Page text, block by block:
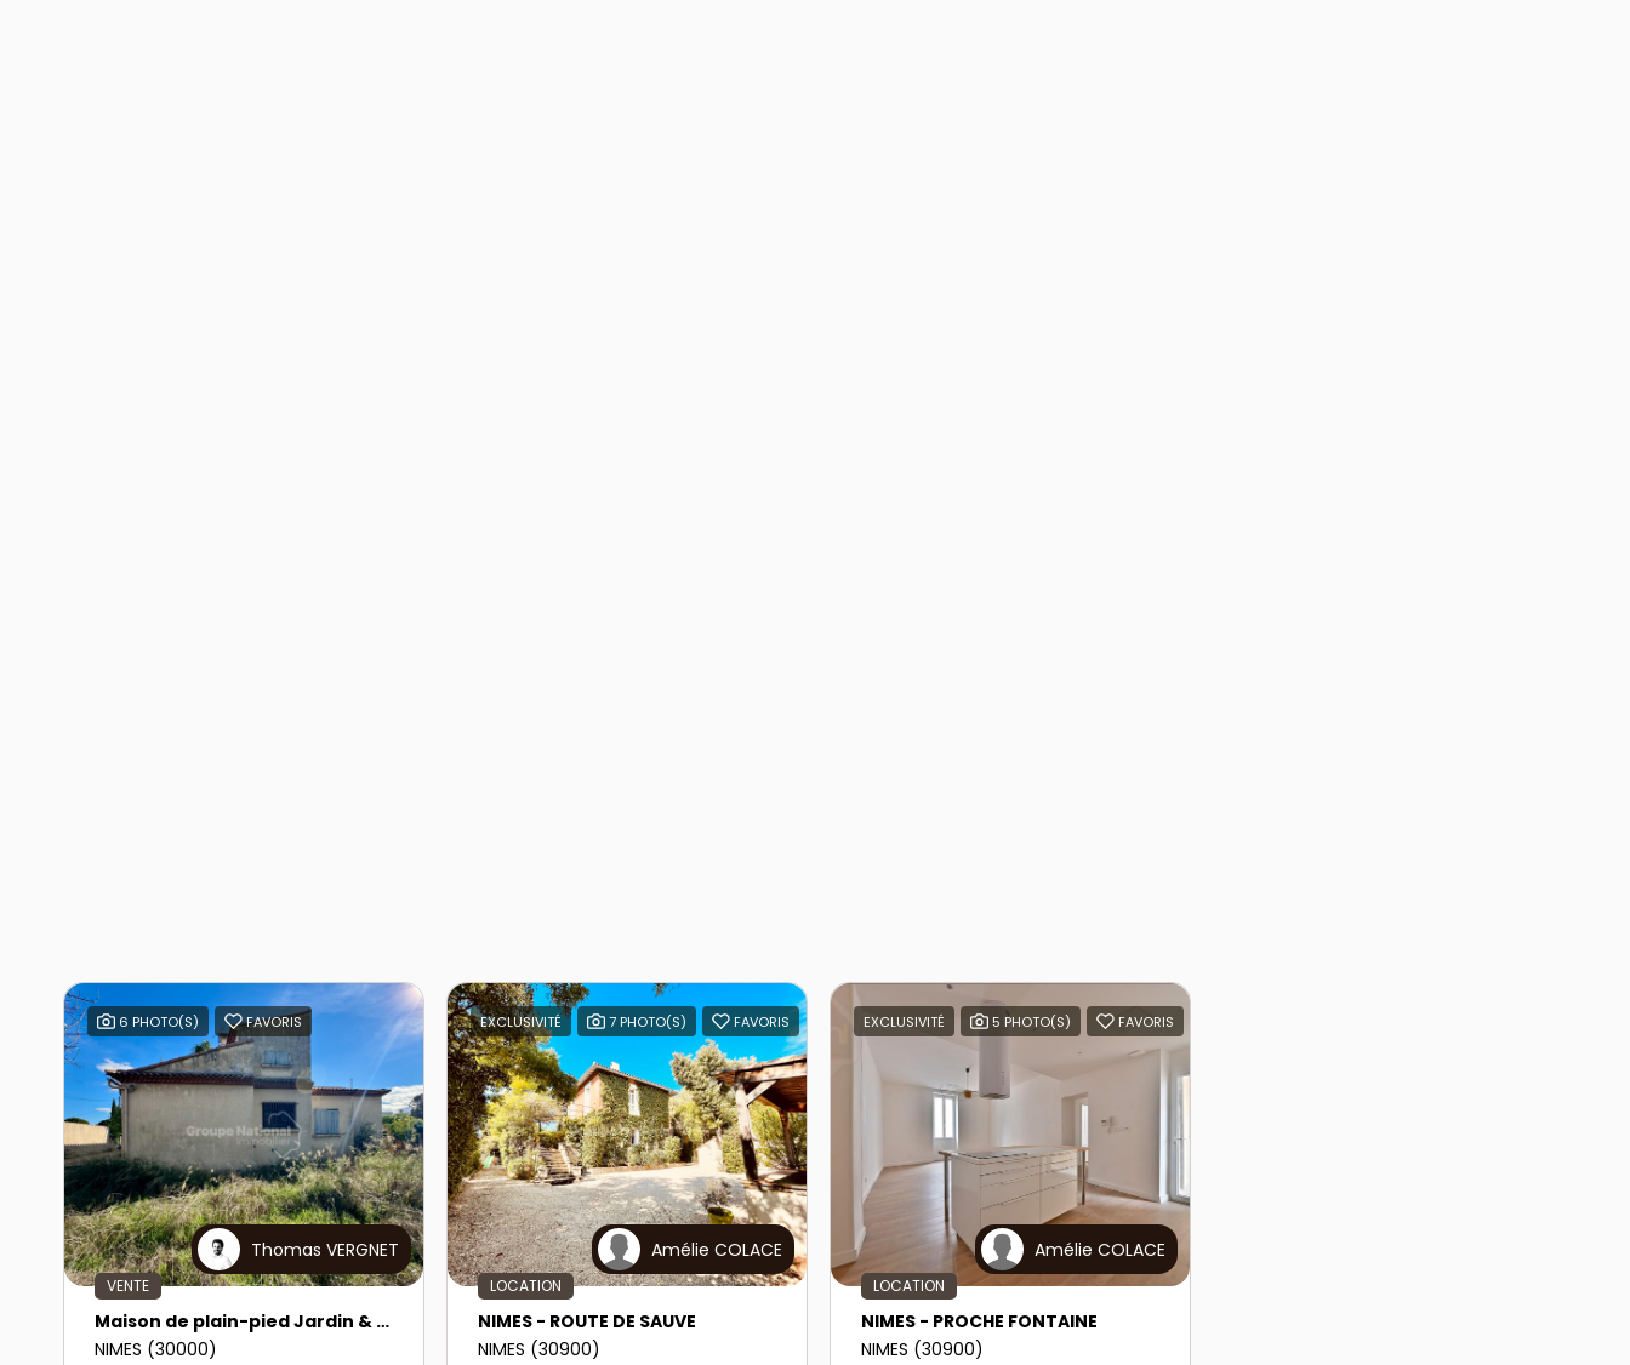
6 PHOTO(S) FAVORIS
Thomas VERGNET
VENTE
Maison de plain-pied Jardin & Garage
NIMES (30000)
EXCLUSIVITÉ 7 PHOTO(S) FAVORIS
Amélie COLACE
LOCATION
NIMES - ROUTE DE SAUVE
NIMES (30900)
EXCLUSIVITÉ 5 PHOTO(S) FAVORIS
Amélie COLACE
LOCATION
NIMES - PROCHE FONTAINE
NIMES (30900)